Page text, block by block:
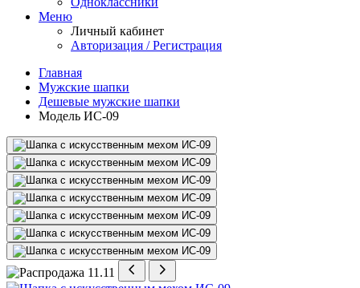
Меню
Личный кабинет
Авторизация / Регистрация
Главная
Мужские шапки
Дешевые мужские шапки
Модель ИС-09